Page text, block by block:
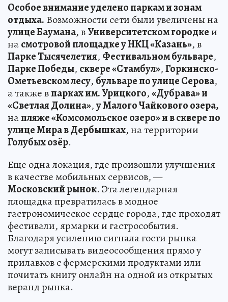
Особое внимание уделено паркам и зонам
отдыха. Возможности сети были увеличены на
улице Баумана, вУниверситетском городкеи
насмотровой площадке у НКЦ «Казань», в
Парке Тысячелетия, Фестивальном бульваре,
Парке Победы, сквере «Стамбул»,Горкинско-
Ометьевском лесу, бульваре по улице Серова,
а также впарках им. Урицкого,«Дубрава» и
«Светлая Долина»,у Малого Чайкового озера,
напляже «Комсомольское озеро» и в сквере по
улице Мира в Дербышках, на территории
Голубых озёр.
Еще одна локация, где произошли улучшения
в качестве мобильных сервисов, —
Московский рынок. Эта легендарная
площадка превратилась в модное
гастрономическое сердце города, где проходят
фестивали, ярмарки и гастрособытия.
Благодаря усилению сигнала гости рынка
могут записывать видеосообщения прямо у
прилавков с фермерскими продуктами или
почитать книгу онлайн на одной из открытых
веранд рынка.